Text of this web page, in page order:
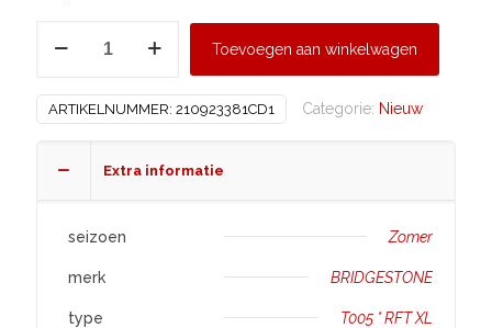
T005*
Toevoegen aan winkelwagen
ARTIKELNUMMER: 210923381CD1 Categorie: Nieuw
Extra informatie
seizoen Zomer
merk BRIDGESTONE
type T005 * RFT XL